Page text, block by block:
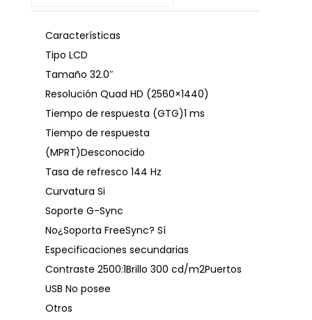
Características
Tipo LCD
Tamaño 32.0″
Resolución Quad HD (2560×1440)
Tiempo de respuesta (GTG)1 ms
Tiempo de respuesta
(MPRT)Desconocido
Tasa de refresco 144 Hz
Curvatura Si
Soporte G-Sync
No¿Soporta FreeSync? Sí
Especificaciones secundarias
Contraste 2500:1Brillo 300 cd/m2Puertos
USB No posee
Otros